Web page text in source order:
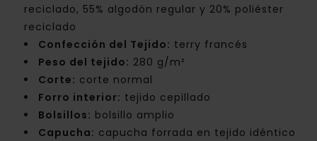
reciclado, 55% algodón regular y 20% poliéster
reciclado
Confección del Tejido: terry francés
Peso del tejido: 280 g/m²
Corte: corte normal
Forro interior: tejido cepillado
Bolsillos: bolsillo amplio
Capucha: capucha forrada en tejido idéntico